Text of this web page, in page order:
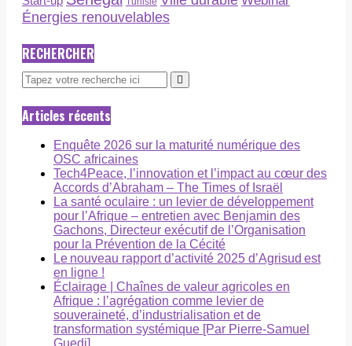
Énergies renouvelables
RECHERCHER
Articles récents
Enquête 2026 sur la maturité numérique des
OSC africaines
Tech4Peace, l’innovation et l’impact au cœur des
Accords d’Abraham – The Times of Israël
La santé oculaire : un levier de développement
pour l’Afrique – entretien avec Benjamin des
Gachons, Directeur exécutif de l’Organisation
pour la Prévention de la Cécité
Le nouveau rapport d’activité 2025 d’Agrisud est
en ligne !
Éclairage | Chaînes de valeur agricoles en
Afrique : l’agrégation comme levier de
souveraineté, d’industrialisation et de
transformation systémique [Par Pierre-Samuel
Guedj]